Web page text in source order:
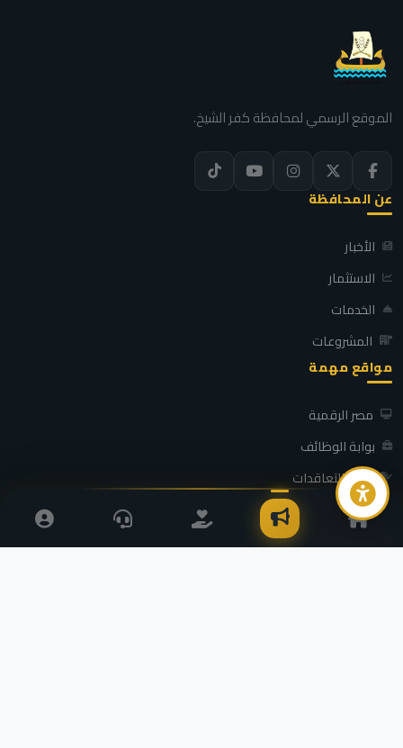
الموقع الرسمي لمحافظة كفر الشيخ.
عن المحافظة
الأخبار
الاستثمار
الخدمات
المشروعات
مواقع مهمة
مصر الرقمية
بوابة الوظائف
بوابة التعاقدات
التضامن الاجتماعي
الهيئة العامة للاستعلامات